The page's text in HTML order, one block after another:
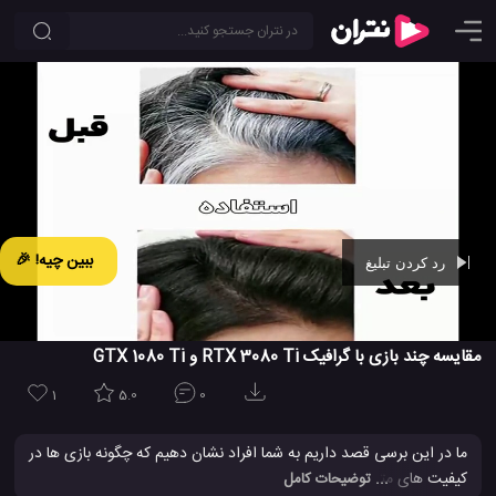
ببین چیه! 🎉
مقایسه چند بازی با گرافیک RTX 3080 Ti و GTX 1080 Ti
1 5.0 0
ما در این برسی قصد داریم به شما افراد نشان دهیم که چگونه بازی ها در
کیفیت های متفاوت عمل می کنند و آیا در نوع انجام بازی تاثیر دارند یا
... توضیحات کامل